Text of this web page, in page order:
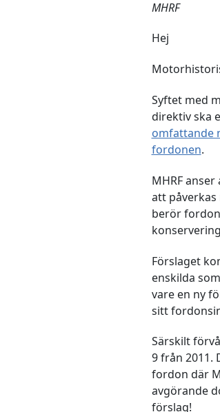
MHRF
Hej
Syftet med
direktiv ska
omfattande
fordonen.
MHRF
att
berör
Förslaget
enskilda
vare en ny
sitt
Särskilt
9 från 2011.
fordon där
avgörande
förslag!